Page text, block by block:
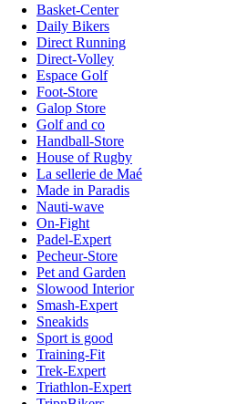
Basket-Center
Daily Bikers
Direct Running
Direct-Volley
Espace Golf
Foot-Store
Galop Store
Golf and co
Handball-Store
House of Rugby
La sellerie de Maé
Made in Paradis
Nauti-wave
On-Fight
Padel-Expert
Pecheur-Store
Pet and Garden
Slowood Interior
Smash-Expert
Sneakids
Sport is good
Training-Fit
Trek-Expert
Triathlon-Expert